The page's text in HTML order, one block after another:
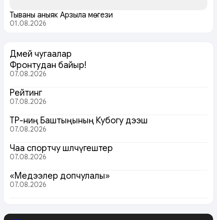
Тываның аныяк Арзылаң мөгези
01.08.2026
Дөмей чугаалар
Фронтудан байыр!
07.08.2026
Рейтинг
07.08.2026
ТР-ниң Баштыңының Кубогу дээш
07.08.2026
Чаа спортчу шөлчүгештер
07.08.2026
«Медээлер допчулалы»
07.08.2026